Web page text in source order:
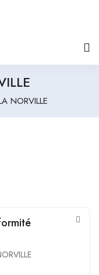
NORVILLE